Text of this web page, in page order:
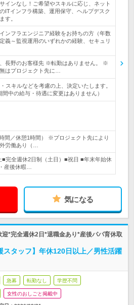
インなし！ご希望やスキルに応じ、ネット
ITインフラ構築、運用保守、ヘルプデスク
す。
ンフラエンジニア経験をお持ちの方（年数
義～監視運用のいずれかの経験、セキュリ
長野のお客様先 ※転勤はありません。 ※
はプロジェクト先に…
スキルなどを考慮の上、決定いたします。
中の給与・待遇に変更はありません）
間／休憩1時間） ※プロジェクト先により
労働あり（…
■完全週休2日制（土日）■祝日 ■年末年始休
産後休暇…
気になる
*完全週休2日*退職金あり*産後パパ育休取
スタッフ】年休120日以上／男性活躍
急募 転勤なし 学歴不問
女性のおしごと掲載中